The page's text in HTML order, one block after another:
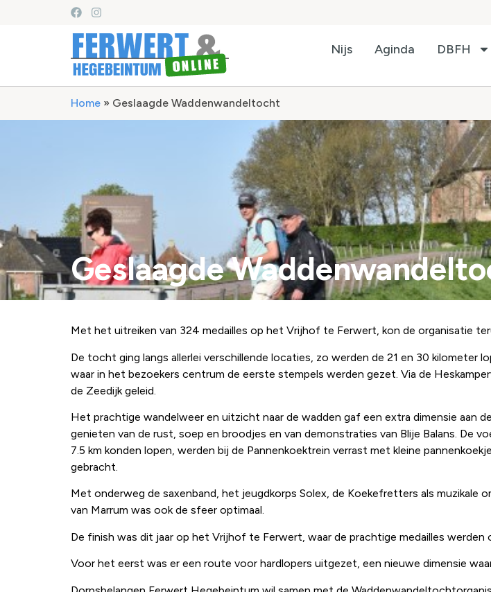
Nijs Aginda DBFH
Home » Geslaagde Waddenwandeltocht
Geslaagde
Met het uitreiken van 324 medailles op het Vrijhof te Ferwert, kon de organisatie
De tocht ging langs allerlei verschillende locaties, zo werden de 21 en 30 kilometer
waar in het bezoekers centrum de eerste stempels werden gezet. Via de
de Zeedijk geleid.
Het prachtige wandelweer en uitzicht naar de wadden gaf een extra dimensie aan
genieten van de rust, soep en broodjes en van demonstraties van Blije Balans. De
7.5 km konden lopen, werden bij de Pannenkoektrein verrast met kleine
gebracht.
Met onderweg de saxenband, het jeugdkorps Solex, de Koekefretters als muzikale
van Marrum was ook de sfeer optimaal.
De finish was dit jaar op het Vrijhof te Ferwert, waar de prachtige medailles
Voor het eerst was er een route voor hardlopers uitgezet, een nieuwe dimensie